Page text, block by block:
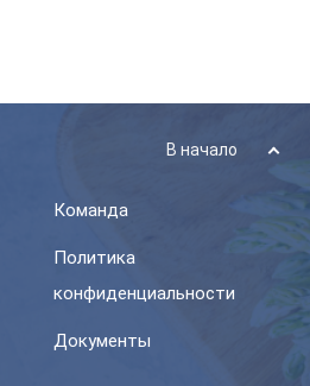
В начало
Команда
Политика
конфиденциальности
Документы